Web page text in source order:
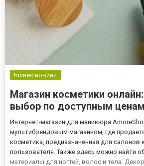
Бізнес новини
Магазин косметики
выбор по доступным ценам
Интернет-магазин для маникюра
мультибрендовым магазином, где
косметика, предназначенная для салонов
пользователя. Также здесь можно найти
материалы для ногтей, волос и тела.